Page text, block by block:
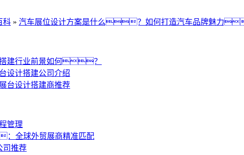
科 » 汽车展位设计方案是什么？如何打造汽车品牌魅力
建行业前景如何？
设计搭建公司介绍
台设计搭建商推荐
管理
：全球外贸展商精准匹配
司推荐